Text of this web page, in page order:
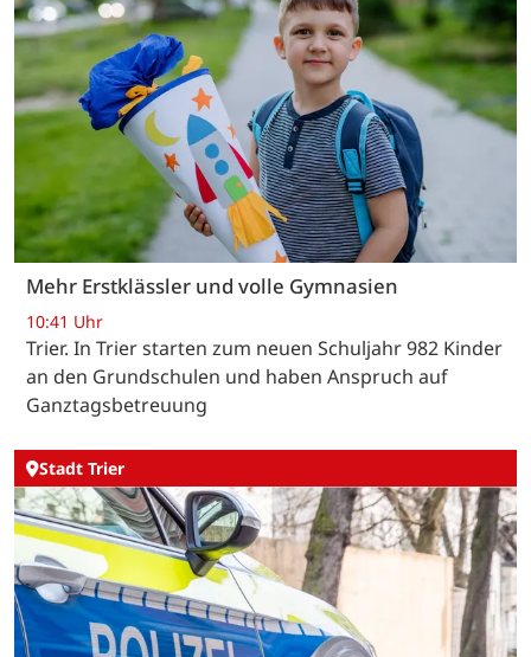
Mehr Erstklässler und volle Gymnasien
10:41 Uhr
Trier. In Trier starten zum neuen Schuljahr 982 Kinder
an den Grundschulen und haben Anspruch auf
Ganztagsbetreuung
Stadt Trier